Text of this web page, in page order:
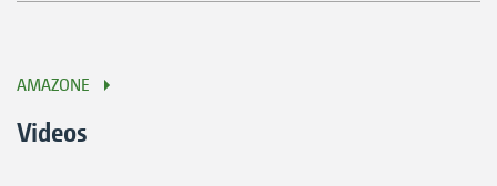
AMAZONE
Videos